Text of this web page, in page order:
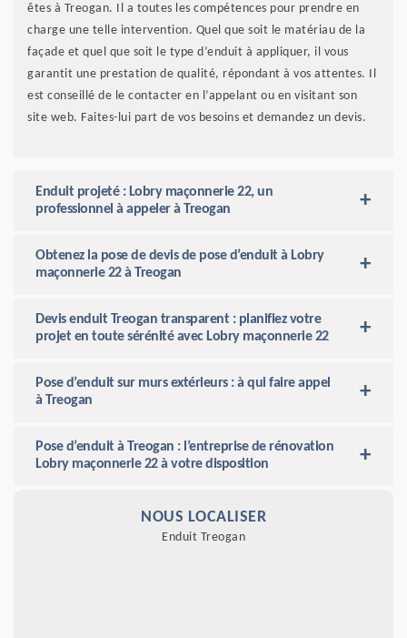
êtes à Treogan. Il a toutes les compétences pour prendre en
charge une telle intervention. Quel que soit le matériau de la
façade et quel que soit le type d’enduit à appliquer, il vous
garantit une prestation de qualité, répondant à vos attentes. Il
est conseillé de le contacter en l’appelant ou en visitant son
site web. Faites-lui part de vos besoins et demandez un devis.
Enduit projeté : Lobry maçonnerie 22, un
professionnel à appeler à Treogan
Obtenez la pose de devis de pose d’enduit à Lobry
maçonnerie 22 à Treogan
Devis enduit Treogan transparent : planifiez votre
projet en toute sérénité avec Lobry maçonnerie 22
Pose d’enduit sur murs extérieurs : à qui faire appel
à Treogan
Pose d’enduit à Treogan : l’entreprise de rénovation
Lobry maçonnerie 22 à votre disposition
NOUS LOCALISER
Enduit Treogan